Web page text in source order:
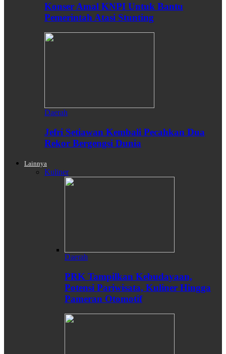
Konser Amal KNPI Untuk Bantu
Pemerintah Atasi Stunting
Daerah
Jefri Setiawan Kembali Pecahkan Dua
Rekor Bergengsi Dunia
Lainnya
Kuliner
Daerah
PRK Tampilkan Kebudayaan,
Potensi Pariwisata, Kuliner Hingga
Pameran Otomotif